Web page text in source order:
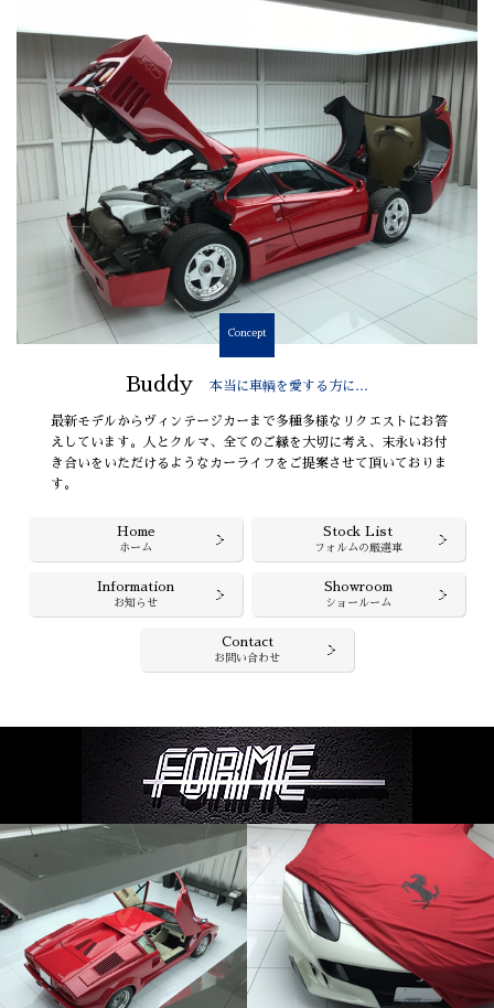
Concept
Buddy 本当に車輌を愛する方に…
最新モデルからヴィンテージカーまで多種多様なリクエストにお答
えしています。人とクルマ、全てのご縁を大切に考え、末永いお付
き合いをいただけるようなカーライフをご提案させて頂いておりま
す。
Home
ホーム
Stock List
フォルムの厳選車
Information
お知らせ
Showroom
ショールーム
Contact
お問い合わせ